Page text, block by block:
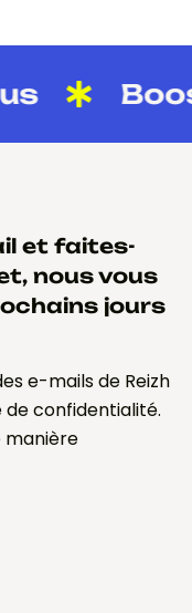
et faites-
nous vous
jours
e-mails de Reizh
confidentialité.
manière